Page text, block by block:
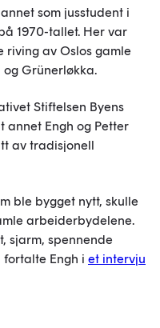
som jusstudent i
1970-tallet. Her var
av Oslos gamle
Grünerløkka.
Stiftelsen Byens
annet Engh og Petter
av tradisjonell
ble bygget nytt, skulle
arbeiderbydelene.
sjarm, spennende
Engh i et intervju